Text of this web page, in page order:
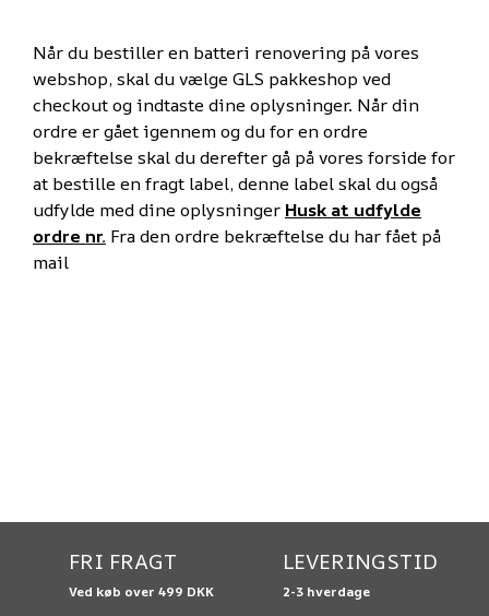
Når du bestiller en batteri renovering på vores
webshop, skal du vælge GLS pakkeshop ved
checkout og indtaste dine oplysninger. Når din
ordre er gået igennem og du for en ordre
bekræftelse skal du derefter gå på vores forside for
at bestille en fragt label, denne label skal du også
udfylde med dine oplysningerHusk at udfylde
ordre nr. Fra den ordre bekræftelse du har fået på
mail
FRI FRAGT
Ved køb over 499 DKK
LEVERINGSTID
2-3 hverdage